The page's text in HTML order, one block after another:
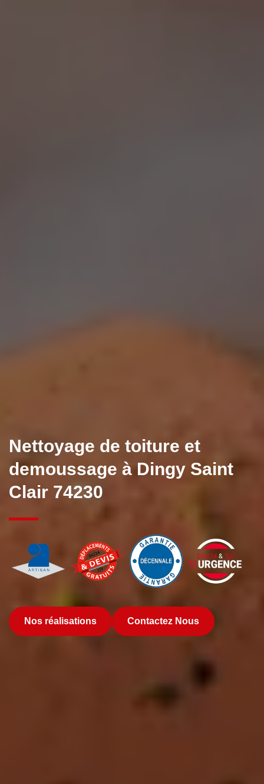
Nettoyage de toiture et
demoussage à Dingy Saint
Clair 74230
Nos réalisations Contactez Nous